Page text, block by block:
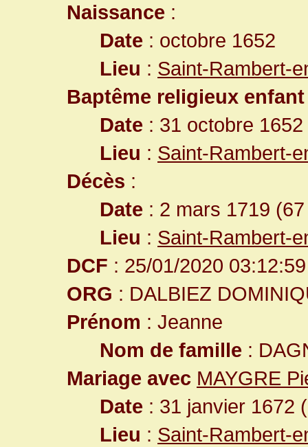
Naissance :
Date : octobre 1652
Lieu : Saint-Rambert-
Baptême religieux enfant
Date : 31 octobre 1652
Lieu : Saint-Rambert-
Décès :
Date : 2 mars 1719
Lieu : Saint-Rambert-
DCF : 25/01/2020 03:12:59
ORG : DALBIEZ
Prénom : Jeanne
Nom de famille :
Mariage avec MAYGRE
Date : 31 janvier 1672
Lieu : Saint-Rambert-